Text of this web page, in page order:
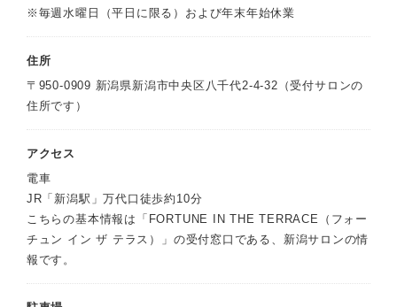
※毎週水曜日（平日に限る）および年末年始休業
住所
〒950-0909 新潟県新潟市中央区八千代2-4-32（受付サロンの
住所です）
アクセス
電車
JR「新潟駅」万代口徒歩約10分
こちらの基本情報は「FORTUNE IN THE TERRACE（フォー
チュン イン ザ テラス）」の受付窓口である、新潟サロンの情
報です。